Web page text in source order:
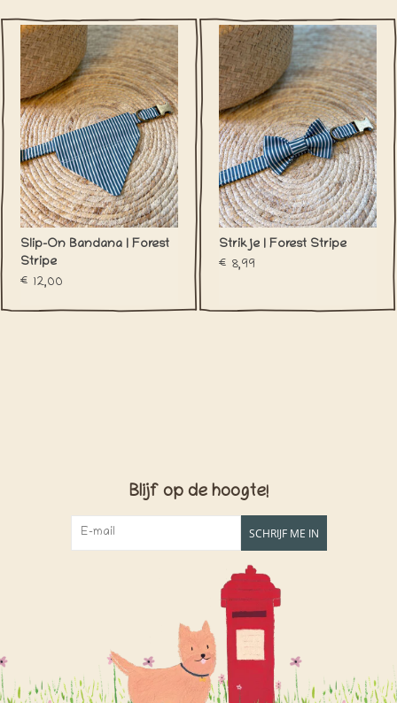
Slip-On Bandana | Forest
Stripe
€12,00
Strikje | Forest Stripe
€8,99
Blijf op de hoogte!
SCHRIJF ME IN